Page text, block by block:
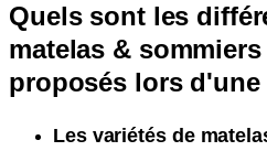
Quels sont les
matelas &
proposés lors d'une
Les variétés de